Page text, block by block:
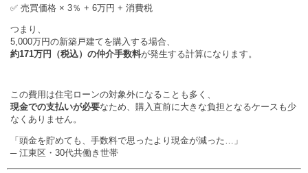
✅ 売買価格 × 3％ + 6万円 + 消費税
つまり、
5,000万円の新築戸建てを購入する場合、
約171万円（税込）の仲介手数料が発生する計算になります。
この費用は住宅ローンの対象外になることも多く、
現金での支払いが必要なため、購入直前に大きな負担となるケースも少
なくありません。
「頭金を貯めても、手数料で思ったより現金が減った…」
─ 江東区・30代共働き世帯